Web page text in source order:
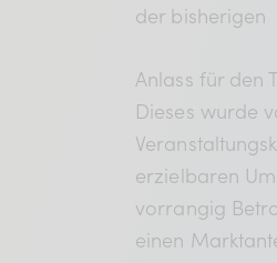
der bisherigen
Anlass für den
Dieses wurde
erzielbaren
vorrangig
einen
BDKV